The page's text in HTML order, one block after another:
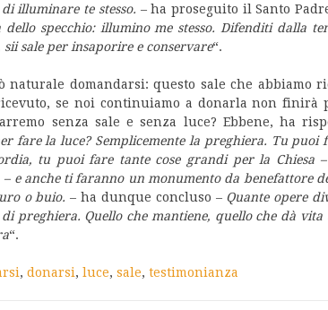
illuminare te stesso. – ha proseguito il Santo
specchio: illumino me stesso. Difenditi dalla
sale per insaporire e conservare“.
naturale domandarsi: questo sale che abbiamo
se noi continuiamo a donarla non finirà
senza sale e senza luce? Ebbene, ha
fare la luce? Semplicemente la preghiera. Tu puoi
tu puoi fare tante cose grandi per la Chiesa
e anche ti faranno un monumento da benefattore
o buio. – ha dunque concluso – Quante opere
di preghiera. Quello che mantiene, quello che dà
“.
, donarsi, luce, sale, testimonianza